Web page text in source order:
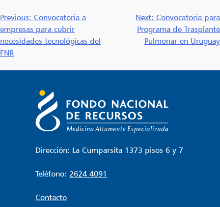
Navegación
de
entradas
Previous: Convocatoria a
empresas para cubrir
necesidades tecnológicas del
FNR
Next: Convocatoria para
Programa de Trasplante
Pulmonar en Uruguay
Dirección: La Cumparsita 1373 pisos 6 y 7
Teléfono: 2624 4091
Contacto